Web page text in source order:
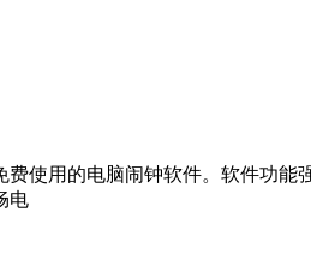
使用的电脑闹钟软件。软件功
电